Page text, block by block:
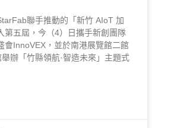
聯手推動的「新竹 AIoT 加
第五屆，今（4）日攜手新創團隊
會InnoVEX，並於南港展覽館二館
辦「竹縣領航·智造未來」主題式